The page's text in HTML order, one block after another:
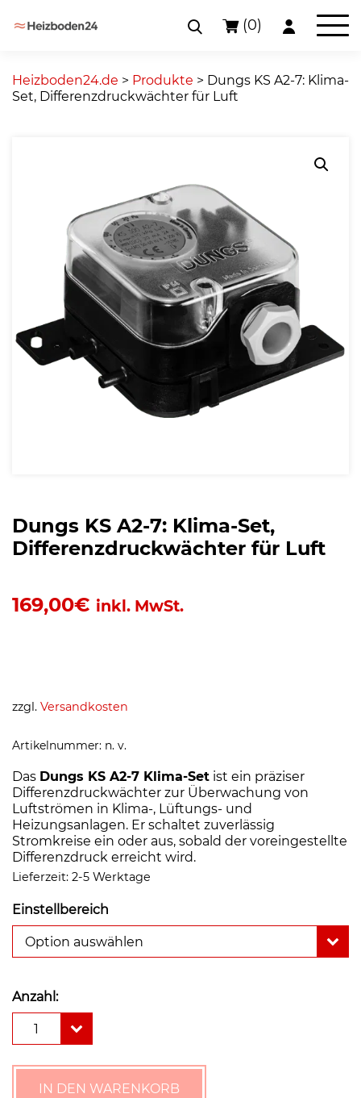
content
(0)
Heizboden24.de > Produkte > Dungs KS A2-7: Klima-
Set, Differenzdruckwächter für Luft
Dungs KS A2-7: Klima-Set,
Differenzdruckwächter für Luft
169,00€ inkl. MwSt.
zzgl. Versandkosten
Artikelnummer: n. v.
Das Dungs KS A2-7 Klima-Set ist ein präziser
Differenzdruckwächter zur Überwachung von
Luftströmen in Klima-, Lüftungs- und
Heizungsanlagen. Er schaltet zuverlässig
Stromkreise ein oder aus, sobald der voreingestellte
Differenzdruck erreicht wird.
Lieferzeit: 2-5 Werktage
Einstellbereich
Option auswählen
Anzahl:
7:
Klima-
1
IN DEN WARENKORB